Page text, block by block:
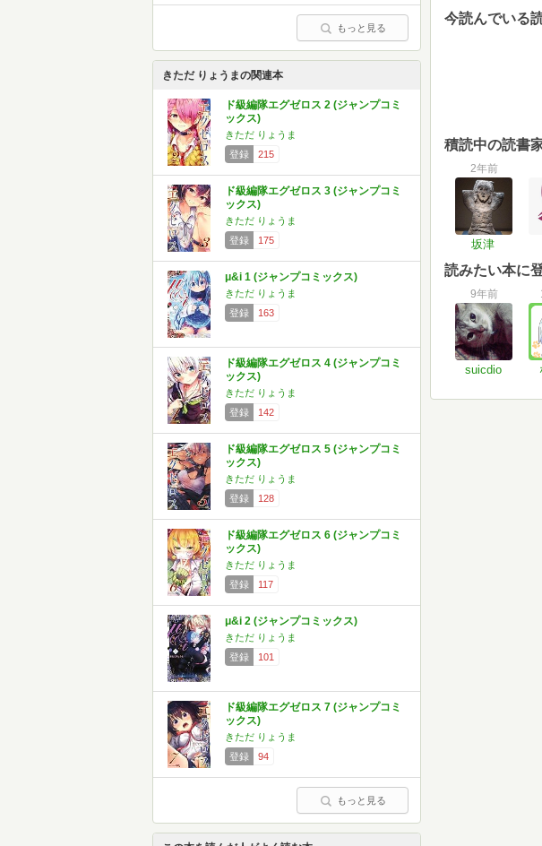
もっと見る
きただ りょうまの関連本
ド級編隊エグゼロス 2 (ジャンプコミ
ックス)
きただ りょうま
登録
215
ド級編隊エグゼロス 3 (ジャンプコミ
ックス)
きただ りょうま
登録
175
μ&i 1 (ジャンプコミックス)
きただ りょうま
登録
163
ド級編隊エグゼロス 4 (ジャンプコミ
ックス)
きただ りょうま
登録
142
ド級編隊エグゼロス 5 (ジャンプコミ
ックス)
きただ りょうま
登録
128
ド級編隊エグゼロス 6 (ジャンプコミ
ックス)
きただ りょうま
登録
117
μ&i 2 (ジャンプコミックス)
きただ りょうま
登録
101
ド級編隊エグゼロス 7 (ジャンプコミ
ックス)
きただ りょうま
登録
94
もっと見る
今読んでいる
積読中の読書
2年前
坂津
読みたい本に
9年前
suicdio